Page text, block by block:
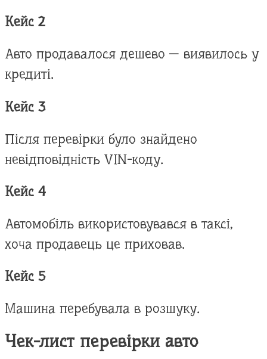
Кейс 2
Авто продавалося дешево — виявилось у
кредиті.
Кейс 3
Після перевірки було знайдено
невідповідність VIN-коду.
Кейс 4
Автомобіль використовувався в таксі,
хоча продавець це приховав.
Кейс 5
Машина перебувала в розшуку.
Чек-лист перевірки авто